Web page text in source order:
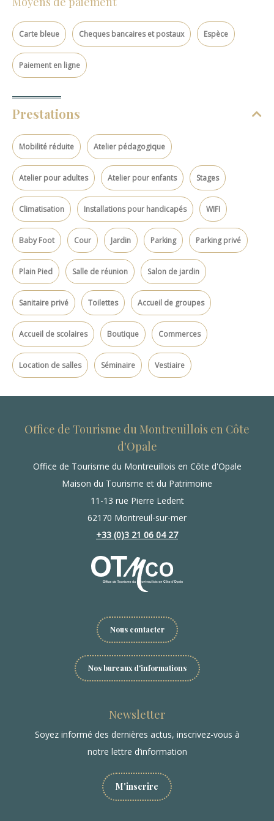
Carte bleue Cheques bancaires et postaux Espèce
Paiement en ligne
Prestations
Mobilité réduite Atelier pédagogique
Atelier pour adultes Atelier pour enfants Stages
Climatisation Installations pour handicapés WIFI
Baby Foot Cour Jardin Parking Parking privé
Plain Pied Salle de réunion Salon de jardin
Sanitaire privé Toilettes Accueil de groupes
Accueil de scolaires Boutique Commerces
Location de salles Séminaire Vestiaire
Office de Tourisme du Montreuillois en Côte
d'Opale
Office de Tourisme du Montreuillois en Côte d'Opale
Maison du Tourisme et du Patrimoine
11-13 rue Pierre Ledent
62170 Montreuil-sur-mer
+33 (0)3 21 06 04 27
Nous contacter
Nos bureaux d'informations
Newsletter
Soyez informé des dernières actus, inscrivez-vous à
notre lettre d’information
M'inscrire